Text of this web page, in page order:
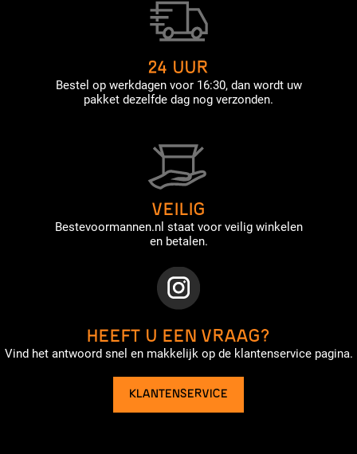
24 UUR
Bestel op werkdagen voor 16:30, dan wordt uw
pakket dezelfde dag nog verzonden.
VEILIG
Bestevoormannen.nl staat voor veilig winkelen
en betalen.
HEEFT U EEN VRAAG?
Vind het antwoord snel en makkelijk op de klantenservice pagina.
KLANTENSERVICE